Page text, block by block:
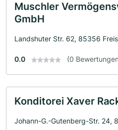
Muschler
GmbH
Landshuter Str. 62, 85356
0.0 (0
Konditorei Xaver
Johann-G.-Gutenberg-Str. 24,